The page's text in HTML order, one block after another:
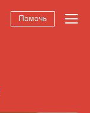
Помочь